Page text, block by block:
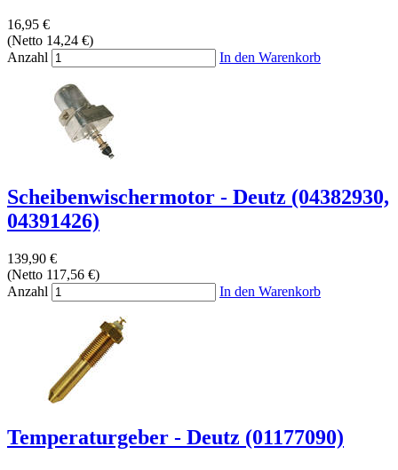
16,95 €
(Netto 14,24 €)
Anzahl
In den Warenkorb
Scheibenwischermotor - Deutz (04382930,
04391426)
139,90 €
(Netto 117,56 €)
Anzahl
In den Warenkorb
Temperaturgeber - Deutz (01177090)